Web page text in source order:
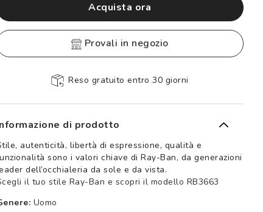
Acquista ora
provali in negozio
Reso gratuito entro 30 giorni
di prodotto
autenticità, libertà di espressione, qualità e
sono i valori chiave di Ray-Ban, da generazioni
dell’occhialeria da sole e da vista.
il tuo stile Ray-Ban e scopri il modello RB3663
Uomo